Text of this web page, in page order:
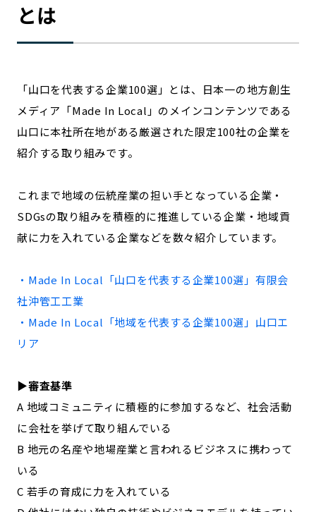
「人」から探す
お問い合わせ
とは
「山口を代表する企業100選」とは、日本一の地方創生
メディア「Made In Local」のメインコンテンツである
山口に本社所在地がある厳選された限定100社の企業を
紹介する取り組みです。
これまで地域の伝統産業の担い手となっている企業・
SDGsの取り組みを積極的に推進している企業・地域貢
献に力を入れている企業などを数々紹介しています。
・Made In Local「山口を代表する企業100選」 有限会
社沖管工工業
・Made In Local「地域を代表する企業100選」 山口エ
リア
▶︎審査基準
A 地域コミュニティに積極的に参加するなど、社会活動
に会社を挙げて取り組んでいる
B 地元の名産や地場産業と言われるビジネスに携わって
いる
C 若手の育成に力を入れている